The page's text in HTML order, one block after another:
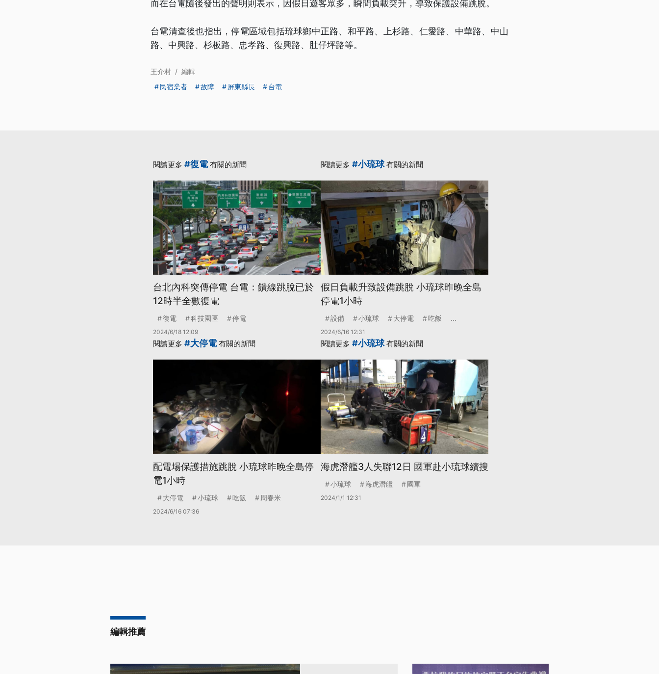
而在台電隨後發出的聲明則表示，因假日遊客眾多，瞬間負載突升，導致保護設備跳脫。
台電清查後也指出，停電區域包括琉球鄉中正路、和平路、上杉路、仁愛路、中華路、中山
路、中興路、杉板路、忠孝路、復興路、肚仔坪路等。
王介村 / 編輯
民宿業者
故障 屏東縣長 台電
閱讀更多 #復電有關的新聞
台北內科突傳停電 台電：饋線跳脫已於
12時半全數復電
復電 科技園區 停電
2024/6/18 12:09
閱讀更多 #小琉球有關的新聞
假日負載升致設備跳脫 小琉球昨晚全島
停電1小時
設備 小琉球 大停電 吃飯 ...
2024/6/16 12:31
閱讀更多 #大停電有關的新聞
配電場保護措施跳脫 小琉球昨晚全島停
電1小時
大停電 小琉球 吃飯 周春米
2024/6/16 07:36
閱讀更多 #小琉球有關的新聞
海虎潛艦3人失聯12日 國軍赴小琉球續搜
小琉球 海虎潛艦 國軍
2024/1/1 12:31
編輯推薦